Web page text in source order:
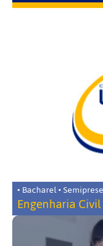
• Bacharel •
Engenharia